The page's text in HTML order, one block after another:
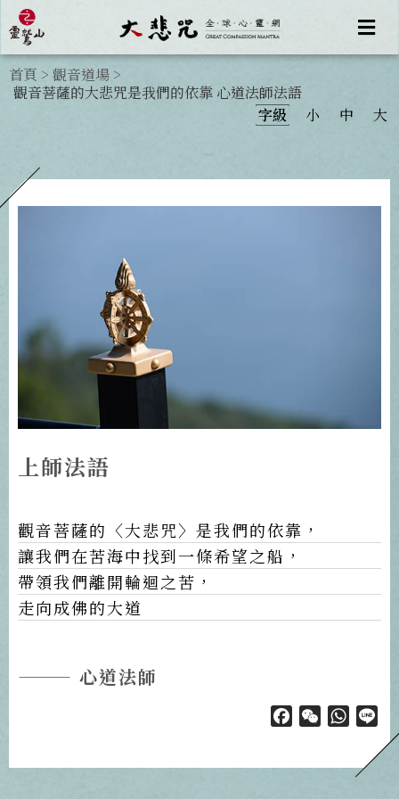
首頁 > 觀音道場 >
觀音菩薩的大悲咒是我們的依靠 心道法師法語
字級
小 中 大
上師法語
觀音菩薩的〈大悲咒〉是我們的依靠，
讓我們在苦海中找到一條希望之船，
帶領我們離開輪迴之苦，
走向成佛的大道
——— 心道法師
FacebookWeChat